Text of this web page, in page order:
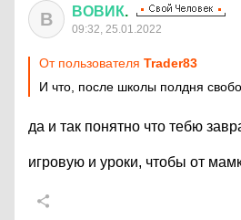
В ВОВИК.
09:32, 25.01.2022
От пользователя Trader83
И что, после школы полдня
да и так понятно что тебю
игровую и уроки, чтобы от